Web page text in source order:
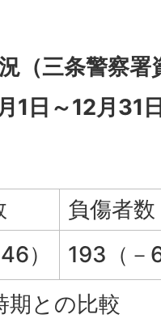
（三条警察署
1日～12月31
負傷者数
）
193（－
期との比較